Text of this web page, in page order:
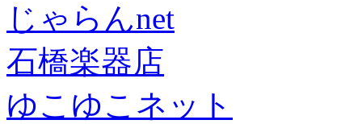
じゃらんnet
石橋楽器店
ゆこゆこネット